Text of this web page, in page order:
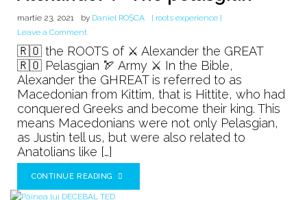
martie 23, 2021 by Daniel ROȘCA
[ roots experience ]
Leave a Commenton
Alexander
pelasgian
🇷🇴 the ROOTS of ⚔️ Alexander the GREAT
🇷🇴 Pelasgian 🏹 Army ⚔️ In the Bible,
Alexander the GHREAT is referred to as
Macedonian from Kittim, that is Hittite, who had
conquered Greeks and become their king. This
means Macedonians were not only Pelasgian,
as Justin tell us, but were also related to
Anatolians like […]
CONTINUE READING